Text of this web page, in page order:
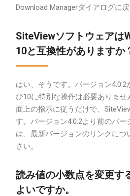
Download Managerダイアログに
SiteViewソフトウェアは
10と互換性がありますか
はい、そうです。バージョン4.0.2
び10に特別な操作は必要ありま
面上の指示に従うだけで、
す。バージョン4.0.2より前のバ
は、最新バージョンのリンクにつ
さい。
読み値の小数点を変更す
よいですか。